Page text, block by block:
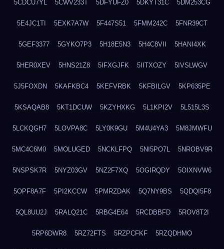
5CDCU7YL 5CWV233T 5DFYUFZ0 5DKYT31C 5DM253CG
5E4JC1TI 5EXK7A7W 5F447S51 5FMM242C 5FNR39CT
5GEF3377 5GYKO7P3 5H18E5N3 5H4C8VII 5HANI4XK
5HER0XEV 5HNS21Z8 5IFXGJFK 5IITXOZY 5IVSLWGV
5J5FOXDN 5KAFKBC4 5KEFVRBK 5KFBILGV 5KP635PE
5KSAQAB8 5KT1DCUW 5KZYHXKG 5L1KPI2V 5L515L3S
5LCKQGH7 5LOVPA8C 5LY0K9GU 5M4U4YA3 5M8JMWFU
5MC4C6M0 5MOLUGED 5NCKLFPQ 5NI5PO7L 5NROBV9R
5NSPSK7R 5NYZ03GV 5NZ2F7XQ 5OGIRQDY 5OIXNVW6
5OPF8A7F 5PI2KCCW 5PMRZDAK 5Q7NY9BS 5QDQI5F8
5QL8UU2J 5RALQ21C 5RBG4E64 5RCDBBFD 5ROV8T2I
5RP6DWR8 5RZ72FTS 5RZPCFKF 5RZQDHMO